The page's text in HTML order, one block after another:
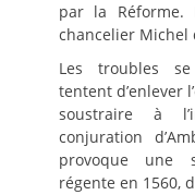
par la Réforme.
chancelier Michel
Les troubles
tentent d’enlever
soustraire à
conjuration
provoque une
régente en 1560,